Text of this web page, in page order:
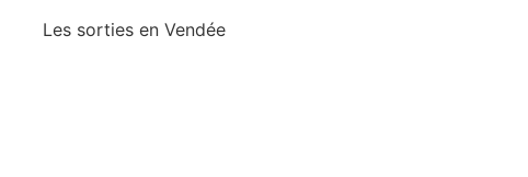
Les sorties en Vendée